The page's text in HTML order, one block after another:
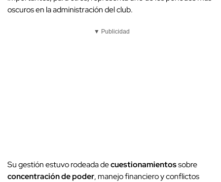
oscuros en la administración del club.
▼ Publicidad
Su gestión estuvo rodeada decuestionamientossobre
concentración de poder, manejo financiero y conflictos